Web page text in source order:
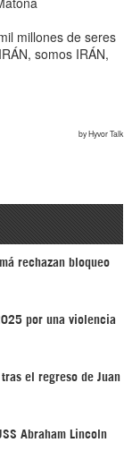
rechazan bloqueo
por una violencia
el regreso de Juan
Abraham Lincoln